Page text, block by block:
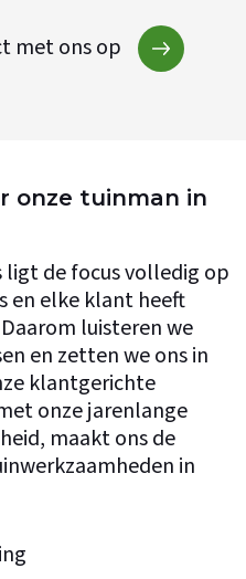
met ons op
onze tuinman in
ligt de focus volledig op
en elke klant heeft
luisteren we
en zetten we ons in
klantgerichte
onze jarenlange
maakt ons de
in